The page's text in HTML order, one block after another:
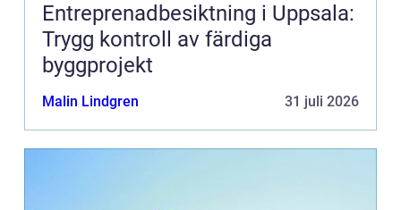
Entreprenadbesiktning i Uppsala:
Trygg kontroll av färdiga
byggprojekt
Malin Lindgren 31 juli 2026